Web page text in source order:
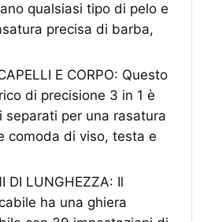
qualsiasi tipo di pelo e
precisa di barba,
E CORPO: Questo
di precisione 3 in 1 è
per una rasatura
comoda di viso, testa e
DI LUNGHEZZA: Il
ha una ghiera